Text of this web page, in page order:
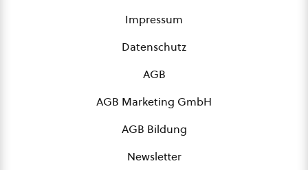
Impressum
Datenschutz
AGB
AGB Marketing GmbH
AGB Bildung
Newsletter